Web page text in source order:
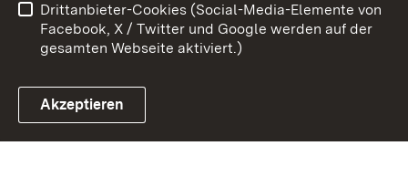
Link zum Landesportal
Impressum Cookies
Drittanbieter-Cookies (Social-Media-Elemente von
Facebook, X / Twitter und Google werden auf der
gesamten Webseite aktiviert.)
Akzeptieren